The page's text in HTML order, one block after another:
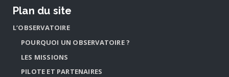
Plan du site
L’OBSERVATOIRE
POURQUOI UN OBSERVATOIRE ?
LES MISSIONS
PILOTE ET PARTENAIRES